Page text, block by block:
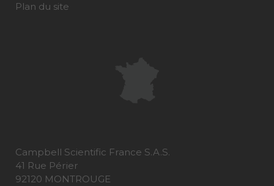
Plan du site
Campbell Scientific France S.A.S.
41 Rue Périer
92120 MONTROUGE